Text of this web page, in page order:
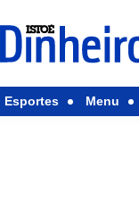
Esportes Menu